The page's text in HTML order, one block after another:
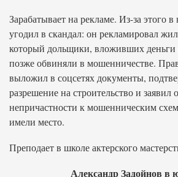
Зарабатывает на рекламе. Из-за этого в
угодил в скандал: он рекламировал
который дольщики, вложивших деньги
позже обвиняли в мошенничестве.
выложил в соцсетях документы,
разрешение на строительство и заявил
непричастности к мошенническим
имели место.
Преподает в школе актерского
Александр Задойнов в